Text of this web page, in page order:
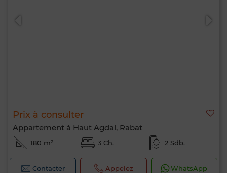
Prix à consulter
Appartement à Haut Agdal, Rabat
180 m² 3 Ch. 2 Sdb.
Contacter Appelez WhatsApp